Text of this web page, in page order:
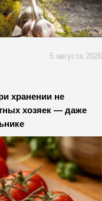
5 августа 2026
хранении не
хозяек — даже